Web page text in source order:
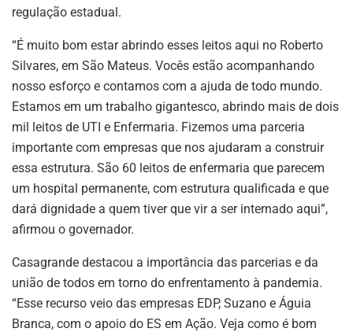
regulação estadual.
“É muito bom estar abrindo esses leitos aqui no Roberto
Silvares, em São Mateus. Vocês estão acompanhando
nosso esforço e contamos com a ajuda de todo mundo.
Estamos em um trabalho gigantesco, abrindo mais de dois
mil leitos de UTI e Enfermaria. Fizemos uma parceria
importante com empresas que nos ajudaram a construir
essa estrutura. São 60 leitos de enfermaria que parecem
um hospital permanente, com estrutura qualificada e que
dará dignidade a quem tiver que vir a ser internado aqui”,
afirmou o governador.
Casagrande destacou a importância das parcerias e da
união de todos em torno do enfrentamento à pandemia.
“Esse recurso veio das empresas EDP, Suzano e Águia
Branca, com o apoio do ES em Ação. Veja como é bom